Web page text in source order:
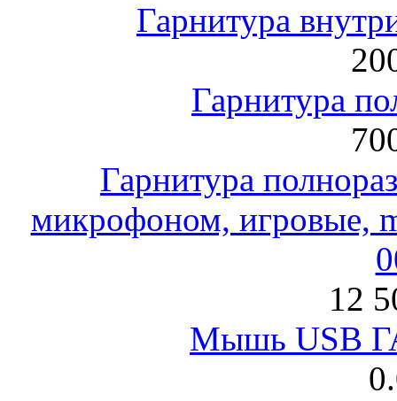
Гарнитура
Гарнитура
Гарнитура
микрофоном, игровые,
12
Мышь USB